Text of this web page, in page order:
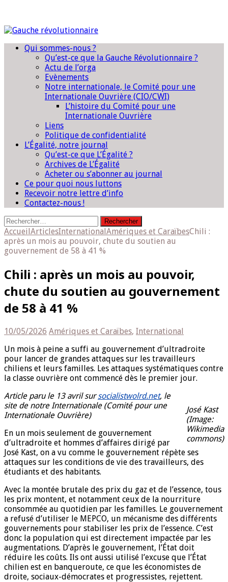
Qui sommes-nous ?
Qu’est-ce que la Gauche Révolutionnaire ?
Actu de l’orga
Evènements
Notre internationale, le Comité pour une
Internationale Ouvrière (CIO/CWI)
L’histoire du Comité pour une
Internationale Ouvrière
Liens
Politique de confidentialité
L’Égalité, notre journal
Qu’est-ce que L’Égalité ?
Archives de L’Égalité
Acheter ou s’abonner au journal
Ce pour quoi nous luttons
Recevoir notre lettre d’info
Contactez-nous !
Rechercher :
AccueilArticlesInternationalAmériques et CaraïbesChili :
après un mois au pouvoir, chute du soutien au
gouvernement de 58 à 41 %
Chili : après un mois au pouvoir,
chute du soutien au gouvernement
de 58 à 41 %
10/05/2026 Amériques et Caraïbes, International
Un mois à peine a suffi au gouvernement d’ultradroite
pour lancer de grandes attaques sur les travailleurs
chiliens et leurs familles. Les attaques systématiques contre
la classe ouvrière ont commencé dès le premier jour.
José Kast
(Image:
Wikimedia
commons)
Article paru le 13 avril sursocialistwolrd.net, le
site de notre Internationale (Comité pour une
Internationale Ouvrière)
En un mois seulement de gouvernement
d’ultradroite et hommes d’affaires dirigé par
José Kast, on a vu comme le gouvernement répète ses
attaques sur les conditions de vie des travailleurs, des
étudiants et des habitants.
Avec la montée brutale des prix du gaz et de l’essence, tous
les prix montent, et notamment ceux de la nourriture
consommée au quotidien par les familles. Le gouvernement
a refusé d’utiliser le MEPCO, un mécanisme des différents
gouvernements pour stabiliser les prix de l’essence. C’est
donc la population qui est directement impactée par les
augmentations. D’après le gouvernement, l’État doit
réduire les coûts. Ils ont aussi utilisé l’excuse que l’État
chilien est en banqueroute, ce que les économistes de
droite, sociaux-démocrates et progressistes, rejettent.